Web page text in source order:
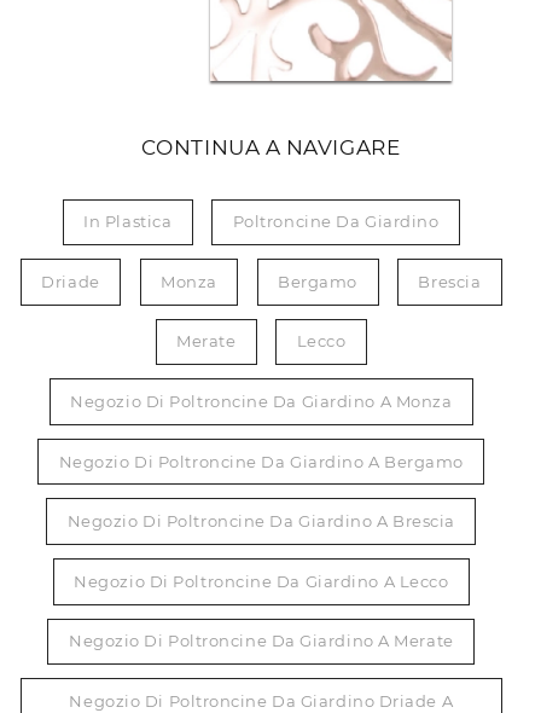
CONTINUA A NAVIGARE
In Plastica Poltroncine Da Giardino
Driade Monza Bergamo Brescia
Merate Lecco
Negozio Di Poltroncine Da Giardino A Monza
Negozio Di Poltroncine Da Giardino A Bergamo
Negozio Di Poltroncine Da Giardino A Brescia
Negozio Di Poltroncine Da Giardino A Lecco
Negozio Di Poltroncine Da Giardino A Merate
Negozio Di Poltroncine Da Giardino Driade A